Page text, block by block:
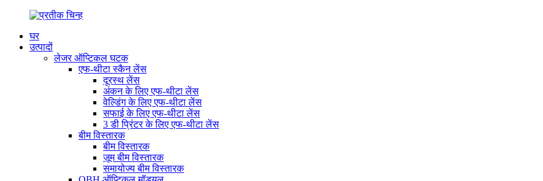
घर
उत्पादों
लेजर ऑप्टिकल घटक
एफ-थीटा स्कैन लेंस
दूरस्थ लेंस
अंकन के लिए एफ-थीटा लेंस
वेल्डिंग के लिए एफ-थीटा लेंस
सफाई के लिए एफ-थीटा लेंस
3 डी प्रिंटर के लिए एफ-थीटा लेंस
बीम विस्तारक
बीम विस्तारक
ज़ूम बीम विस्तारक
समायोज्य बीम विस्तारक